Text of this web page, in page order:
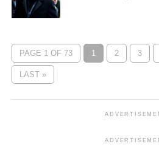
PAGE 1 OF 73 1 2 3
LAST »